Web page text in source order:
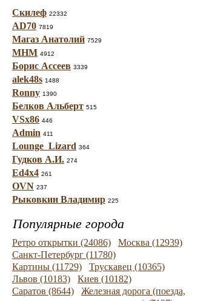
Скилеф 22332
AD70 7819
Магаз Анатолий 7529
МНМ 4912
Борис Ассеев 3339
alek48s 1488
Ronny 1390
Белков Альберт 515
VSx86 446
Admin 411
Lounge_Lizard 364
Гудков А.И. 274
Ed4x4 261
OVN 237
Рыковкин Владимир 225
Популярные города
Ретро открытки (24086)
Москва (12939)
Санкт-Петербург (11780)
Картины (11729)
Трускавец (10365)
Львов (10183)
Киев (10182)
Саратов (8644)
Железная дорога (поезда,